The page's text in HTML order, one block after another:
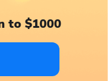
to $1000